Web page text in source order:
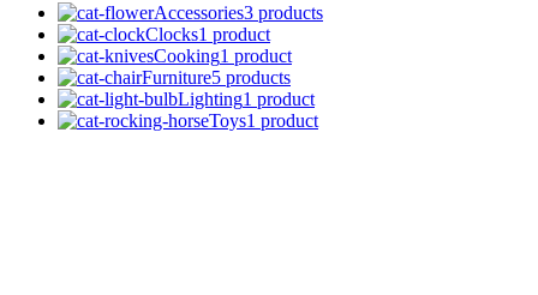
Accessories3 products
Clocks1 product
Cooking1 product
Furniture5 products
Lighting1 product
Toys1 product